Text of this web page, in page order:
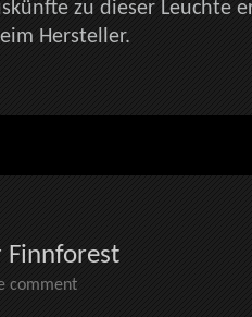
zu dieser Leuchte
Hersteller.
Finnforest
comment